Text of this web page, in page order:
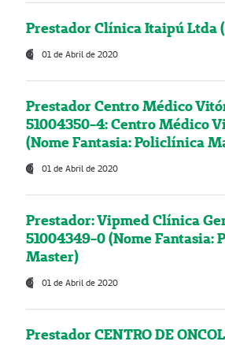
Prestador Clínica Itaipú Ltda
01 de Abril de 2020
Prestador Centro Médico
51004350-4: Centro Médico
(Nome Fantasia: Policlínica
01 de Abril de 2020
Prestador: Vipmed Clínica
51004349-0 (Nome Fantasia:
Master)
01 de Abril de 2020
Prestador CENTRO DE